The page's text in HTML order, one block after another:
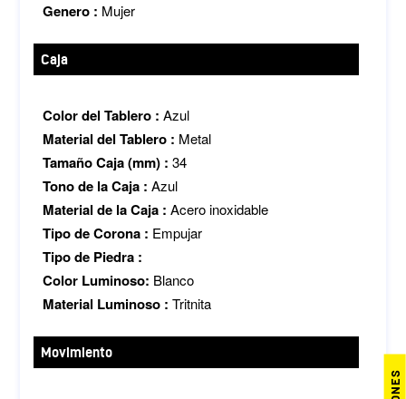
Genero : Mujer
Caja
Color del Tablero :Azul
Material del Tablero : Metal
Tamaño Caja (mm) :34
Tono de la Caja :Azul
Material de la Caja :Acero inoxidable
Tipo de Corona : Empujar
Tipo de Piedra :
Color Luminoso: Blanco
Material Luminoso :Tritnita
Movimiento